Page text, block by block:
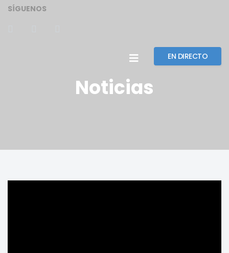
SÍGUENOS
EN DIRECTO
Noticias